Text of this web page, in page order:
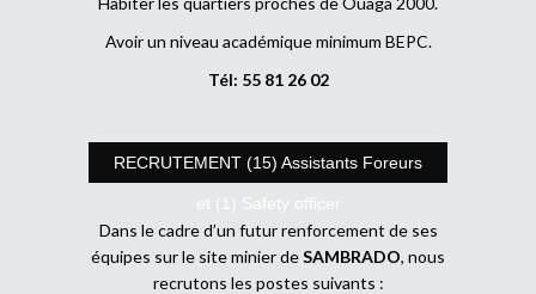
Avoir un niveau académique minimum BEPC.
Tél: 55 81 26 02
RECRUTEMENT (15) Assistants Foreurs
et (1) Safety officer
Dans le cadre d’un futur renforcement de ses
équipes sur le site minier deSAMBRADO, nous
recrutons les postes suivants :